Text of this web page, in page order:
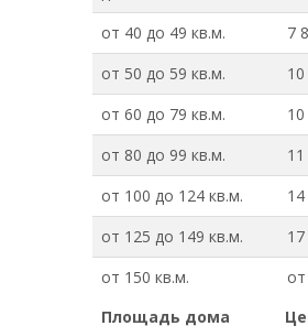
от 40 до 49 кв.м.
7
от 50 до 59 кв.м.
от 60 до 79 кв.м.
от 80 до 99 кв.м.
от 100 до 124 кв.м.
от 125 до 149 кв.м.
от 150 кв.м.
Площадь дома